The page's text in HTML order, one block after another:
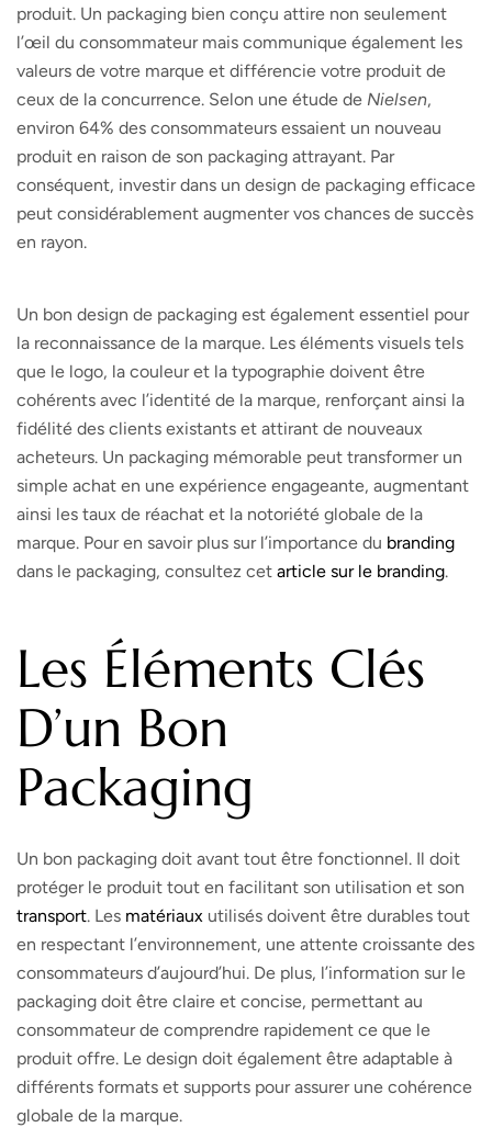
produit. Un packaging bien conçu attire non seulement
l’œil du consommateur mais communique également les
valeurs de votre marque et différencie votre produit de
ceux de la concurrence. Selon une étude de Nielsen,
environ 64% des consommateurs essaient un nouveau
produit en raison de son packaging attrayant. Par
conséquent, investir dans un design de packaging efficace
peut considérablement augmenter vos chances de succès
en rayon.
Un bon design de packaging est également essentiel pour
la reconnaissance de la marque. Les éléments visuels tels
que le logo, la couleur et la typographie doivent être
cohérents avec l’identité de la marque, renforçant ainsi la
fidélité des clients existants et attirant de nouveaux
acheteurs. Un packaging mémorable peut transformer un
simple achat en une expérience engageante, augmentant
ainsi les taux de réachat et la notoriété globale de la
marque. Pour en savoir plus sur l’importance du branding
dans le packaging, consultez cet article sur le branding.
Les Éléments Clés
D’un Bon
Packaging
Un bon packaging doit avant tout être fonctionnel. Il doit
protéger le produit tout en facilitant son utilisation et son
transport. Les matériaux utilisés doivent être durables tout
en respectant l’environnement, une attente croissante des
consommateurs d’aujourd’hui. De plus, l’information sur le
packaging doit être claire et concise, permettant au
consommateur de comprendre rapidement ce que le
produit offre. Le design doit également être adaptable à
différents formats et supports pour assurer une cohérence
globale de la marque.